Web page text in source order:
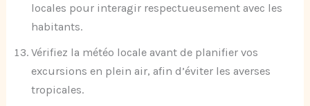
locales pour interagir respectueusement avec les
habitants.
Vérifiez la météo locale avant de planifier vos
excursions en plein air, afin d’éviter les averses
tropicales.